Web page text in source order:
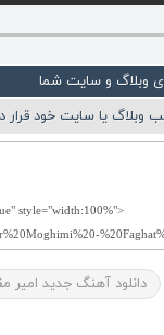
وبلاگ و سایت شما
یا سایت خود قرار
دانلود آهنگ جدید امیر